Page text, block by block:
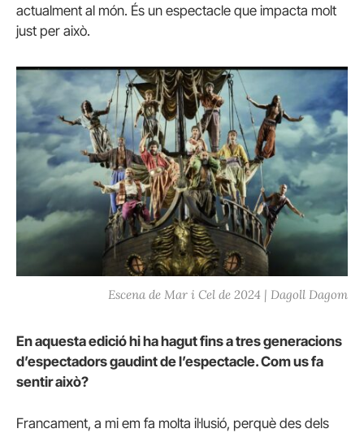
actualment al món. És un espectacle que impacta molt
just per això.
Escena de Mar i Cel de 2024 | Dagoll Dagom
En aquesta edició hi ha hagut fins a tres generacions
d’espectadors gaudint de l’espectacle. Com us fa
sentir això?
Francament, a mi em fa molta il·lusió, perquè des dels